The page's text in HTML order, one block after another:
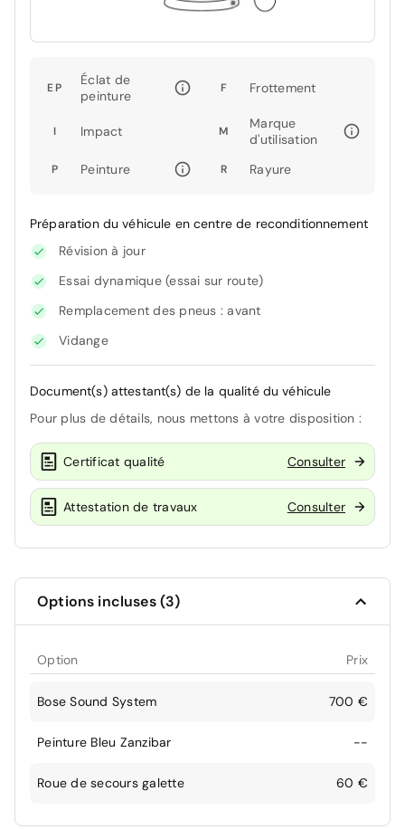
EP
Éclat de
peinture
F Frottement
I Impact M
Marque
d'utilisation
P Peinture R Rayure
Préparation du véhicule en centre de reconditionnement
Révision à jour
Essai dynamique (essai sur route)
Remplacement des pneus : avant
Vidange
Document(s) attestant(s) de la qualité du véhicule
Pour plus de détails, nous mettons à votre disposition :
Certificat qualité Consulter
Attestation de travaux Consulter
Options incluses (3)
Option Prix
Bose Sound System 700 €
Peinture Bleu Zanzibar --
Roue de secours galette 60 €